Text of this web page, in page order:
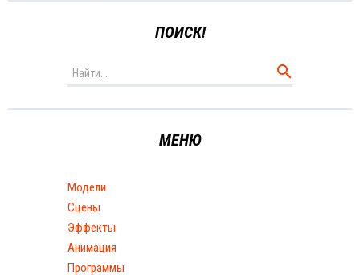
ПОИСК!
МЕНЮ
Модели
Сцены
Эффекты
Анимация
Программы